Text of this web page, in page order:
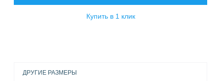
Купить в 1 клик
ДРУГИЕ РАЗМЕРЫ